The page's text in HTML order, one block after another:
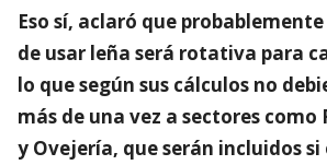
Eso sí, aclaró que
de usar leña será rotativa para
lo que según sus cálculos no
más de una vez a sectores como
y Ovejería, que serán incluidos si